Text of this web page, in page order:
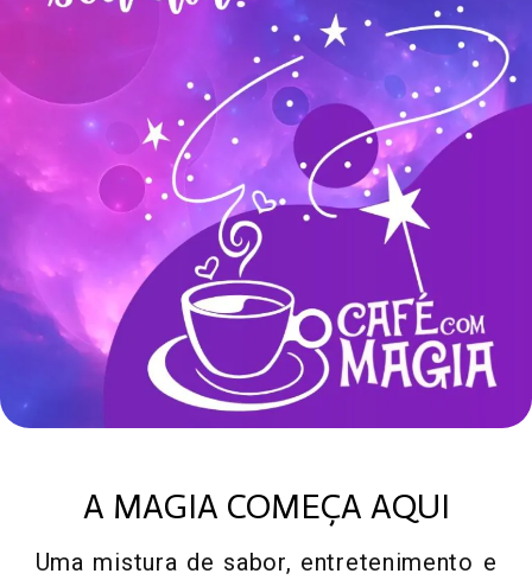
A MAGIA COMEÇA AQUI
Uma mistura de sabor, entretenimento e